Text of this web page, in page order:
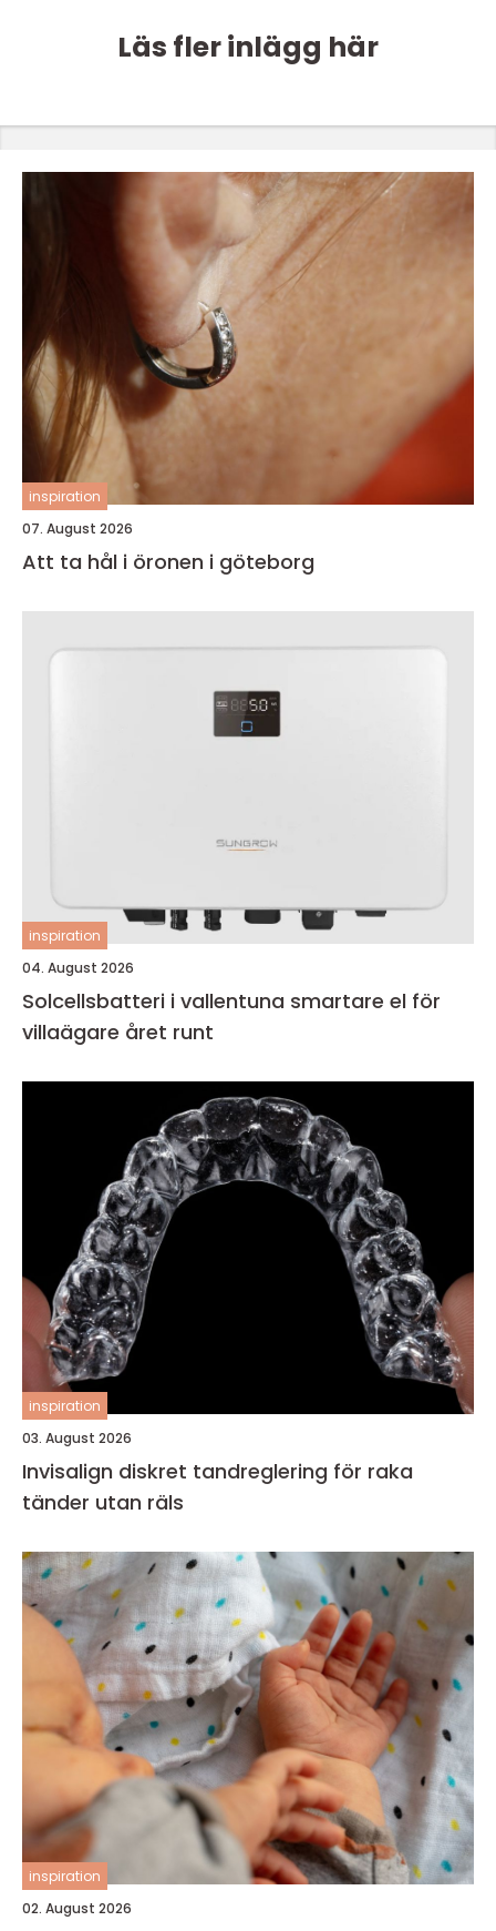
Läs fler inlägg här
inspiration
07. August 2026
Att ta hål i öronen i göteborg
inspiration
04. August 2026
Solcellsbatteri i vallentuna smartare el för
villaägare året runt
inspiration
03. August 2026
Invisalign diskret tandreglering för raka
tänder utan räls
inspiration
02. August 2026